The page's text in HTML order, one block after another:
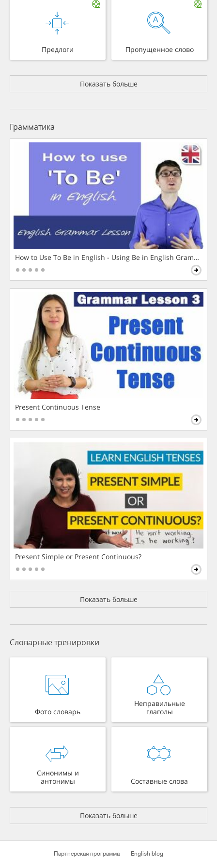
Предлоги Пропущенное слово
Показать больше
Грамматика
How to Use To Be in English - Using Be in English Grammar
Present Continuous Tense
Present Simple or Present Continuous?
Показать больше
Словарные тренировки
Фото словарь
Неправильные
глаголы
Синонимы и
антонимы
Составные слова
Показать больше
Партнёрская программа English blog